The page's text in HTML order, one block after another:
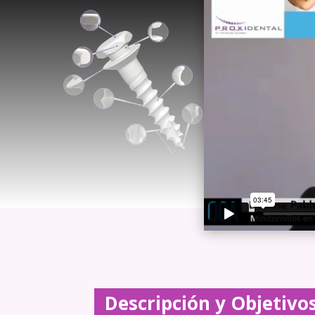
Descripción y